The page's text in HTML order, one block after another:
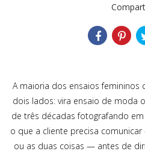
A maioria dos ensaios
dois lados: vira ensaio de moda
de três décadas fotografando
o que a cliente precisa
ou as duas coisas — antes de